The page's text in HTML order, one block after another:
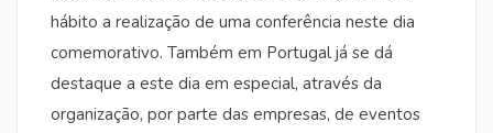
hábito a realização de uma conferência neste dia
comemorativo. Também em Portugal já se dá
destaque a este dia em especial, através da
organização, por parte das empresas, de eventos